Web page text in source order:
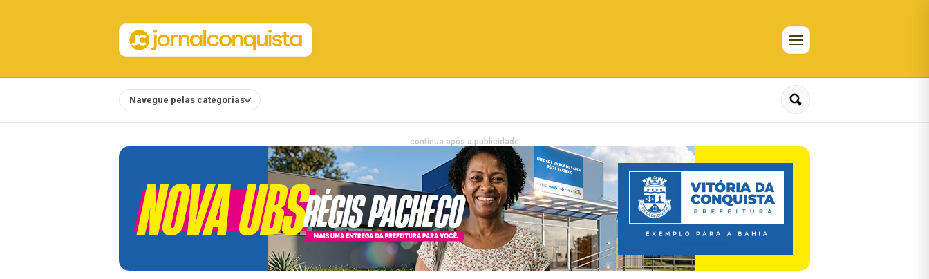
Navegue pelas categorias
continua após a publicidade